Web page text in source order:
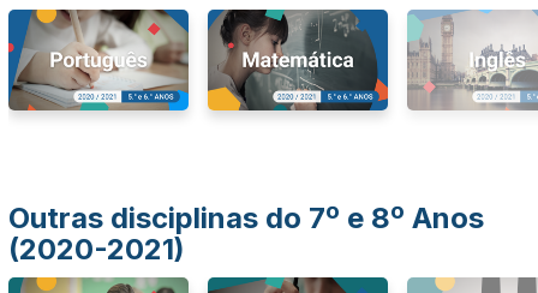
Outras disciplinas do 7º e 8º Anos
(2020-2021)